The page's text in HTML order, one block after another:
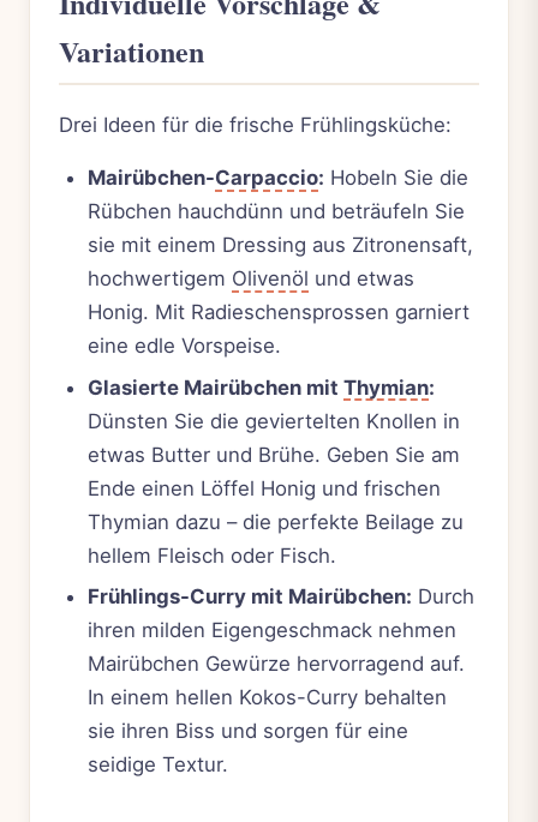
Variationen
Drei Ideen für die frische Frühlingsküche:
Mairübchen-Carpaccio: Hobeln Sie die
Rübchen hauchdünn und beträufeln Sie
sie mit einem Dressing aus Zitronensaft,
hochwertigem Olivenöl und etwas
Honig. Mit Radieschensprossen garniert
eine edle Vorspeise.
Glasierte Mairübchen mit Thymian:
Dünsten Sie die geviertelten Knollen in
etwas Butter und Brühe. Geben Sie am
Ende einen Löffel Honig und frischen
Thymian dazu – die perfekte Beilage zu
hellem Fleisch oder Fisch.
Frühlings-Curry mit Mairübchen: Durch
ihren milden Eigengeschmack nehmen
Mairübchen Gewürze hervorragend auf.
In einem hellen Kokos-Curry behalten
sie ihren Biss und sorgen für eine
seidige Textur.